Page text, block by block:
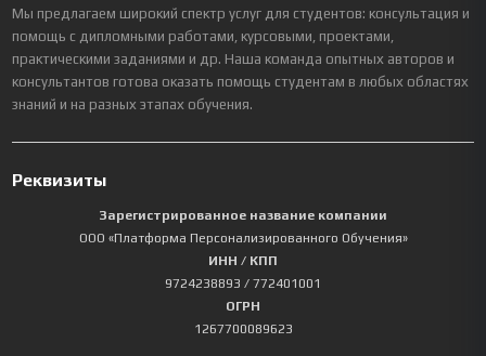
Мы предлагаем широкий спектр услуг для студентов: консультация и
помощь с дипломными работами, курсовыми, проектами,
практическими заданиями и др. Наша команда опытных авторов и
консультантов готова оказать помощь студентам в любых областях
знаний и на разных этапах обучения.
Реквизиты
Зарегистрированное название компании
ООО «Платформа Персонализированного Обучения»
ИНН / КПП
9724238893 / 772401001
ОГРН
1267700089623